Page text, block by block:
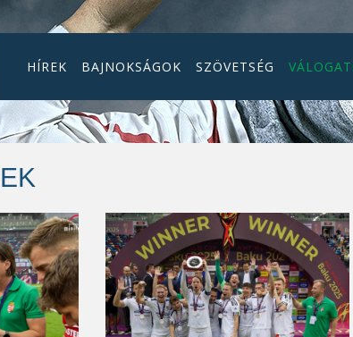
HÍREK BAJNOKSÁGOK SZÖVETSÉG